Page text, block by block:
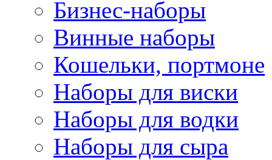
Бизнес-наборы
Винные наборы
Кошельки, портмоне
Наборы для виски
Наборы для водки
Наборы для сыра